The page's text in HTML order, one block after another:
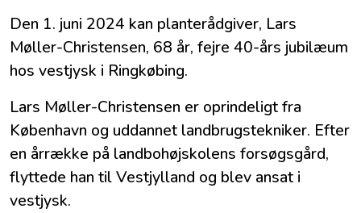
Den 1. juni 2024 kan planterådgiver, Lars
Møller-Christensen, 68 år, fejre 40-års jubilæum
hos vestjysk i Ringkøbing.
Lars Møller-Christensen er oprindeligt fra
København og uddannet landbrugstekniker. Efter
en årrække på landbohøjskolens forsøgsgård,
flyttede han til Vestjylland og blev ansat i
vestjysk.